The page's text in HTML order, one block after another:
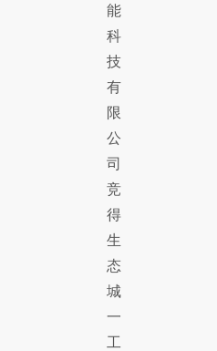
能
科
技
有
限
公
司
竞
得
生
态
城
一
工